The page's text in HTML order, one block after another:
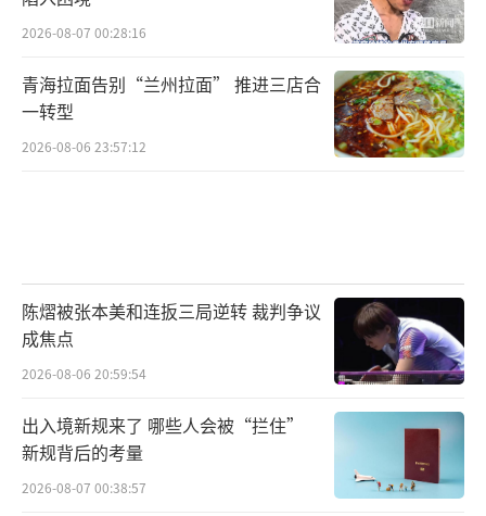
2026-08-07 00:28:16
青海拉面告别“兰州拉面” 推进三店合
一转型
2026-08-06 23:57:12
陈熠被张本美和连扳三局逆转 裁判争议
成焦点
2026-08-06 20:59:54
出入境新规来了 哪些人会被“拦住”
新规背后的考量
2026-08-07 00:38:57